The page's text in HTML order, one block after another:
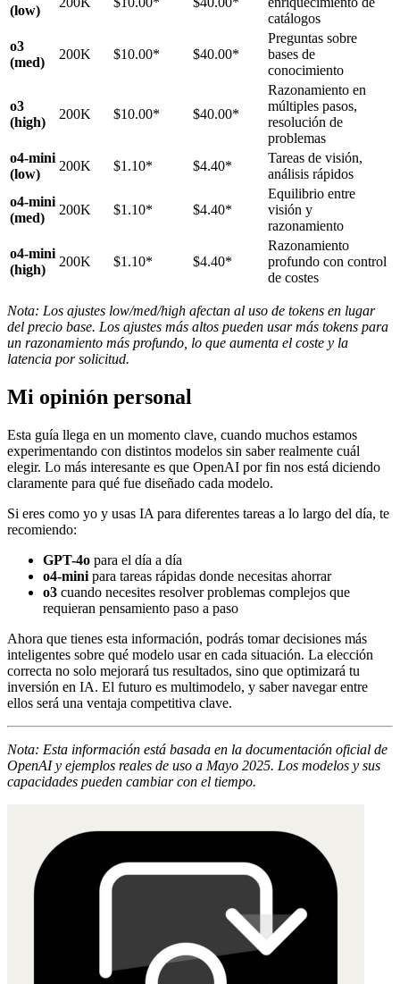
(low)
catálogos
o3
(med)
200K $10.00* $40.00*
Preguntas sobre
bases de
conocimiento
o3
(high)
200K $10.00* $40.00*
Razonamiento en
múltiples pasos,
resolución de
problemas
o4-mini
(low)
200K $1.10* $4.40*
Tareas de visión,
análisis rápidos
o4-mini
(med)
200K $1.10* $4.40*
Equilibrio entre
visión y
razonamiento
o4-mini
(high)
200K $1.10* $4.40*
Razonamiento
profundo con control
de costes
Nota: Los ajustes low/med/high afectan al uso de tokens en lugar
del precio base. Los ajustes más altos pueden usar más tokens para
un razonamiento más profundo, lo que aumenta el coste y la
latencia por solicitud.
Mi opinión personal
Esta guía llega en un momento clave, cuando muchos estamos
experimentando con distintos modelos sin saber realmente cuál
elegir. Lo más interesante es que OpenAI por fin nos está diciendo
claramente para qué fue diseñado cada modelo.
Si eres como yo y usas IA para diferentes tareas a lo largo del día, te
recomiendo:
GPT-4o para el día a día
o4-mini para tareas rápidas donde necesitas ahorrar
o3 cuando necesites resolver problemas complejos que
requieran pensamiento paso a paso
Ahora que tienes esta información, podrás tomar decisiones más
inteligentes sobre qué modelo usar en cada situación. La elección
correcta no solo mejorará tus resultados, sino que optimizará tu
inversión en IA. El futuro es multimodelo, y saber navegar entre
ellos será una ventaja competitiva clave.
Nota: Esta información está basada en la documentación oficial de
OpenAI y ejemplos reales de uso a Mayo 2025. Los modelos y sus
capacidades pueden cambiar con el tiempo.